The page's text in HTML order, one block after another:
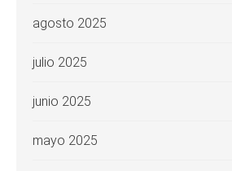
agosto 2025
julio 2025
junio 2025
mayo 2025